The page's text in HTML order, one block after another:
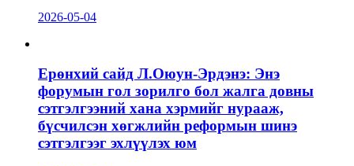
2026-05-04
Ерөнхий сайд Л.Оюун-Эрдэнэ: Энэ
форумын гол зорилго бол жалга довны
сэтгэлгээний хана хэрмийг нурааж,
бүсчилсэн хөгжлийн реформын шинэ
сэтгэлгээг эхлүүлэх юм